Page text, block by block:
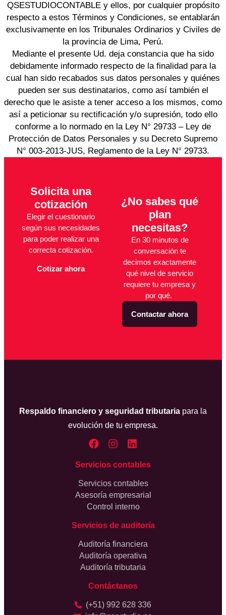
QSESTUDIOCONTABLE y ellos, por cualquier propósito
respecto a estos Términos y Condiciones, se entablarán
exclusivamente en los Tribunales Ordinarios y Civiles de
la provincia de Lima, Perú.
Mediante el presente Ud. deja constancia que ha sido
debidamente informado respecto de la finalidad para la
cual han sido recabados sus datos personales y quiénes
pueden ser sus destinatarios, como así también el
derecho que le asiste a tener acceso a los mismos, como
así a peticionar su rectificación y/o supresión, todo ello
conforme a lo normado en la Ley N° 29733 – Ley de
Protección de Datos Personales y su Decreto Supremo
N° 003-2013-JUS, Reglamento de la Ley N° 29733.
Solicita una
cotización
Elegir el cuestionario
según sus necesidades
para poder realizar una
correcta cotización.
Cotizar ahora
¿No sabes qué
plan
necesitas?
En 30 minutos de
conversación te
decimos exactamente
qué nivel de servicio
requiere tu empresa y
por qué.
Contactar ahora
Respaldo financiero y seguridad tributaria para la
evolución de tu empresa.
Servicios contables
Servicios contables
Asesoría empresarial
Control interno
Servicios de auditoría
Auditoría financiera
Auditoría operativa
Auditoría tributaria
Contáctanos
(+51) 992 628 336